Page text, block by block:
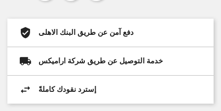
دفع آمن عن طريق البنك الاهلى
خدمة التوصيل عن طريق شركة اراميكس
إسترد نقودك كاملةً